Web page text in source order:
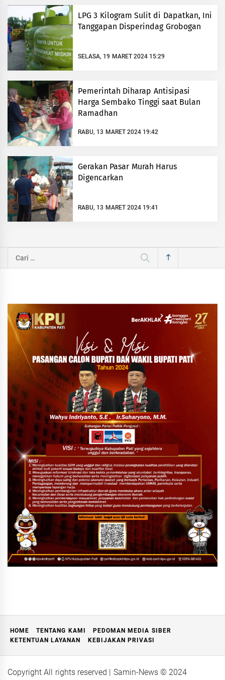
LPG 3 Kilogram Sulit di Dapatkan, Ini
Tanggapan Disperindag Grobogan
SELASA, 19 MARET 2024 15:29
Pemerintah Diharap Antisipasi
Harga Sembako Tinggi saat Bulan
Ramadhan
RABU, 13 MARET 2024 19:42
Gerakan Pasar Murah Harus
Digencarkan
RABU, 13 MARET 2024 19:41
Cari
HOME TENTANG KAMI
PEDOMAN MEDIA SIBER
KETENTUAN LAYANAN
KEBIJAKAN PRIVASI
Copyright All rights reserved | Samin-News © 2024